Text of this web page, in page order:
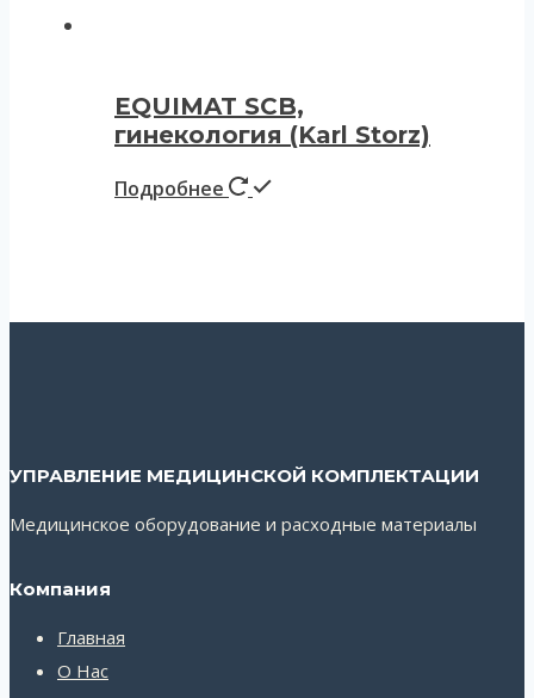
EQUIMAT SCB,
гинекология (Karl Storz)
Подробнее
УПРАВЛЕНИЕ МЕДИЦИНСКОЙ КОМПЛЕКТАЦИИ
Медицинское оборудование и расходные материалы
Компания
Главная
О Нас